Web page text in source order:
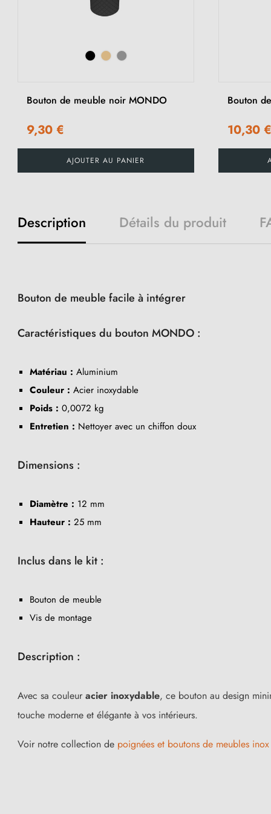
Bouton de meuble noir MONDO
9,30 €
AJOUTER AU PANIER
Bouton
10,30 €
Description Détails du produit
Bouton de meuble facile à intégrer
Caractéristiques du bouton MONDO :
Matériau : Aluminium
Couleur : Acier inoxydable
Poids : 0,0072 kg
Entretien : Nettoyer avec un chiffon doux
Dimensions :
Diamètre : 12 mm
Hauteur : 25 mm
Inclus dans le kit :
Bouton de meuble
Vis de montage
Description :
Avec sa couleur acier inoxydable, ce bouton au design
touche moderne et élégante à vos intérieurs.
Voir notre collection de poignées et boutons de meubles